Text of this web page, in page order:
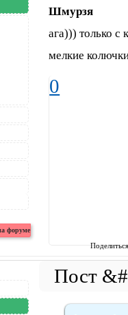
Шмурзя
ага))) только с
мелкие
0